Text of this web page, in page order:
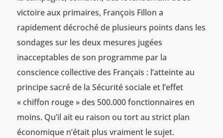
victoire aux primaires, François Fillon a
rapidement décroché de plusieurs points dans les
sondages sur les deux mesures jugées
inacceptables de son programme par la
conscience collective des Français : l’atteinte au
principe sacré de la Sécurité sociale et l’effet
« chiffon rouge » des 500.000 fonctionnaires en
moins. Qu’il ait eu raison ou tort au strict plan
économique n’était plus vraiment le sujet.